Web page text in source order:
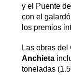
y el Puente
con el
los premios
Las obras del
Anchieta
toneladas